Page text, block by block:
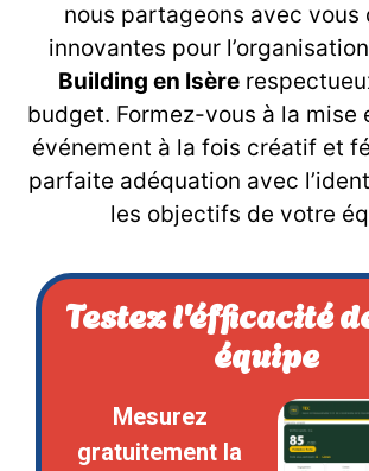
nous partageons avec vous
innovantes pour l’organisation
Building en Isère
budget. Formez-vous à la mise
événement à la fois créatif et
parfaite adéquation avec
les objectifs de votre
Testez l'éfficacité
équipe
Mesurez
gratuitement la